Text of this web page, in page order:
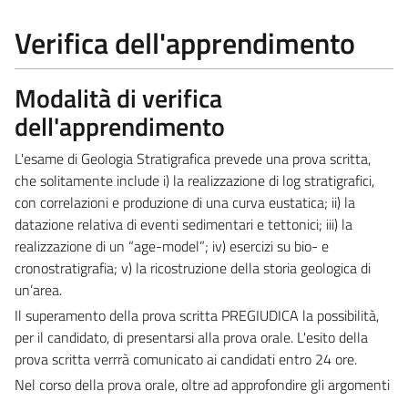
Verifica dell'apprendimento
Modalità di verifica
dell'apprendimento
L'esame di Geologia Stratigrafica prevede una prova scritta,
che solitamente include i) la realizzazione di log stratigrafici,
con correlazioni e produzione di una curva eustatica; ii) la
datazione relativa di eventi sedimentari e tettonici; iii) la
realizzazione di un “age-model”; iv) esercizi su bio- e
cronostratigrafia; v) la ricostruzione della storia geologica di
un’area.
Il superamento della prova scritta PREGIUDICA la possibilità,
per il candidato, di presentarsi alla prova orale. L'esito della
prova scritta verrrà comunicato ai candidati entro 24 ore.
Nel corso della prova orale, oltre ad approfondire gli argomenti